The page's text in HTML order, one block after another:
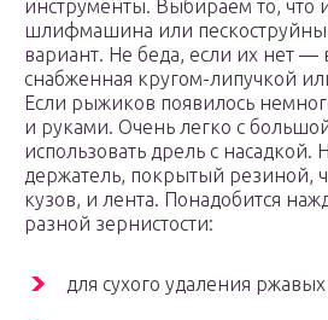
инструменты. Выбираем то, что
шлифмашина или
вариант. Не беда, если их нет —
снабженная кругом-липучкой
Если рыжиков появилось
и руками. Очень легко с
использовать дрель с насадкой.
держатель, покрытый резиной,
кузов, и лента. Понадобится
разной зернистости:
для сухого удаления